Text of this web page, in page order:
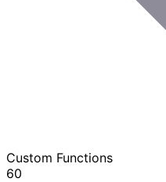
Custom Functions
60